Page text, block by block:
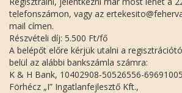
telefonszámon, vagy az
mail címen.
Részvételi díj: 5.500 Ft/fő
A belépőt előre kérjük utalni a
belül az alábbi bankszámla számra:
K & H Bank, 10402908-50526556-
Förhécz „I” Ingatlanfejlesztő Kft.,